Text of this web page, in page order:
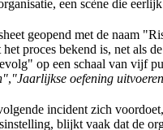
een scène die
geopend met de naam
proces bekend is, net als
op een schaal van vijf
,"Jaarlijkse oefening
incident zich
blijkt vaak dat de